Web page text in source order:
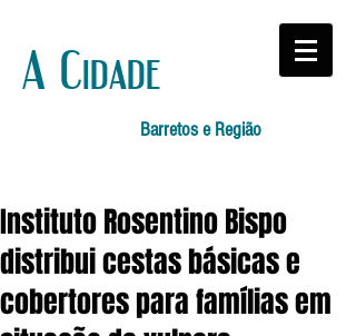
A Cidade
Barretos e Região
Instituto Rosentino Bispo
distribui cestas básicas e
cobertores para famílias em